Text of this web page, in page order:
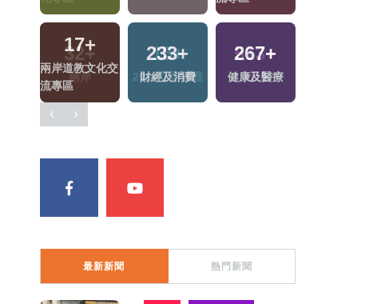
17+
兩岸道教文化交
流專區
233+
財經及消費
267+
健康及醫療
最新新聞 熱門新聞